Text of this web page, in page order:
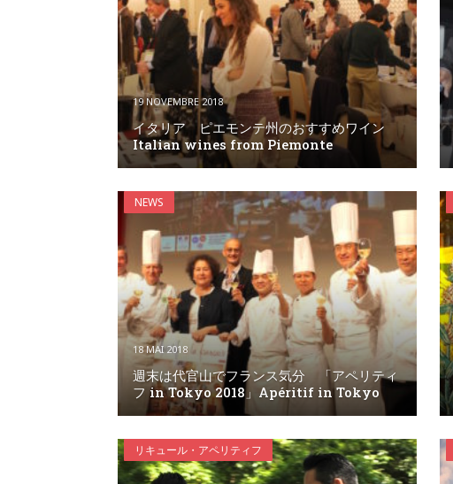
19 NOVEMBRE 2018
イタリア ピエモンテ州のおすすめワイン
Italian wines from Piemonte
NEWS
18 MAI 2018
週末は代官山でフランス気分 「アペリティ
フ in Tokyo 2018」Apéritif in Tokyo
リキュール・アペリティフ